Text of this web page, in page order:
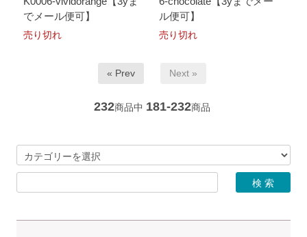
でメール便可】
売り切れ
ル便可】
売り切れ
« Prev Next »
232商品中 181-232商品